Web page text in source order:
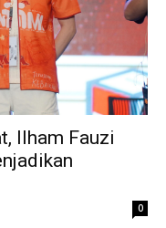
Ilham Fauzi
0